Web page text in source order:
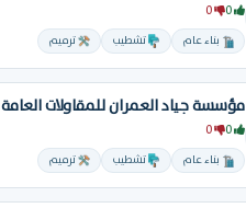
0
0
بناء عام تشطيب ترميم
مؤسسة جياد العمران للمقاولات العامة
0
0
بناء عام تشطيب ترميم